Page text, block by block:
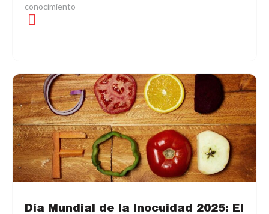
conocimiento
Día Mundial de la Inocuidad 2025: El